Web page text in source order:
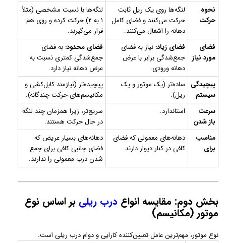
نحوه
حرکت
لنگه‌ها روی یک ریل ثابت
حرکت می‌کنند و فضای کامل
دهانه را اشغال می‌کنند.
لنگه‌ها با نسبت مشخصی (مثلاً
۱ به ۲) حرکت کرده و روی هم
قرار می‌گیرند.
فضای
مورد نیاز
فضای زیاد: نیاز به فضای
جمع‌شدگی برابر با عرض
دهانه ورودی.
فضای محدود: به فضای
جمع‌شدگی کمتری نسبت به
عرض دهانه نیاز دارد.
پیچیدگی
سیستم
ساده‌تر (یک موتور و یک
ریل).
پیچیده‌تر (نیازمند کابل‌کشی و
مکانیسم‌های حرکت چندگانه).
سرعت
باز شدن
استاندارد.
سریع‌تر، زیرا همزمان چند لنگه
در حال حرکت هستند.
مناسب
برای
دهانه‌های معمولی که فضای
کافی در کنار دیوار دارند.
دهانه‌های بسیار عریض که
فضای جانبی کافی برای جمع
شدن درب معمولی را ندارند.
بخش دوم: مقایسه انواع درب ریلی بر اساس نوع
موتور (مکانیسم)
نوع موتور، مهم‌ترین عامل تعیین‌کننده کارایی و دوام درب ریلی است.